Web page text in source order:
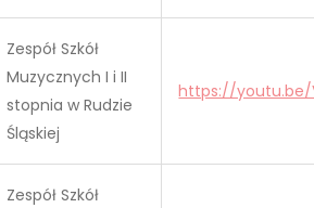
Zespół Szkół
Muzycznych I i II
stopnia w Rudzie
Śląskiej
https://youtu.be/
Zespół Szkół